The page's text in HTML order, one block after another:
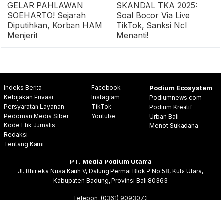
GELAR PAHLAWAN
SOEHARTO! Sejarah
Diputihkan, Korban HAM
Menjerit
SKANDAL TKA 2025:
Soal Bocor Via Live
TikTok, Sanksi Nol
Menanti!
Indeks Berita
Kebijakan Privasi
Persyaratan Layanan
Pedoman Media Siber
Kode Etik Jurnalis
Redaksi
Tentang Kami
Facebook
Instagram
TikTok
Youtube
Podium Ecosystem
Podiumnews.com
Podium Kreatif
Urban Bali
Menot Sukadana
PT. Media Podium Utama
Jl. Bhineka Nusa Kauh V, Dalung Permai Blok P No 58, Kuta Utara,
Kabupaten Badung, Provinsi Bali 80363
Telepon .(0361) 9093073